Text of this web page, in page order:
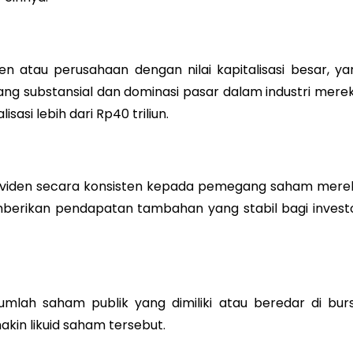
atau perusahaan dengan nilai kapitalisasi besar,
substansial dan dominasi pasar dalam industri
lebih dari Rp40 triliun.
secara konsisten kepada pemegang saham
pendapatan tambahan yang stabil bagi
saham publik yang dimiliki atau beredar di
likuid saham tersebut.